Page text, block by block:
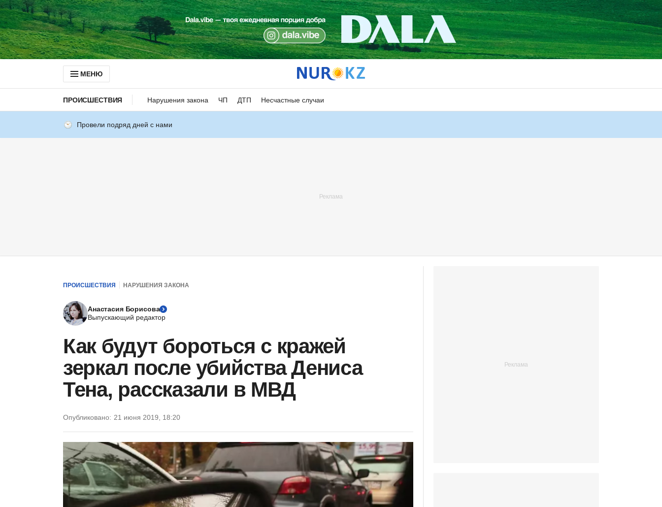
МЕНЮ
ПРОИСШЕСТВИЯ Нарушения закона ЧП ДТП Несчастные случаи
Провели подряд дней с нами
ПРОИСШЕСТВИЯ НАРУШЕНИЯ ЗАКОНА
Анастасия Борисова
Выпускающий редактор
Как будут бороться с кражей
зеркал после убийства Дениса
Тена, рассказали в МВД
Опубликовано: 21 июня 2019, 18:20